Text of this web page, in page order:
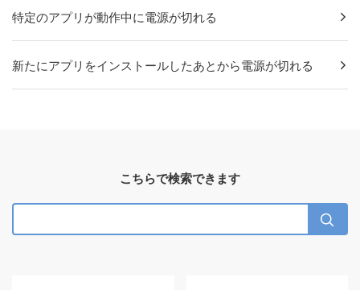
特定のアプリが動作中に電源が切れる
新たにアプリをインストールしたあとから電源が切れる
こちらで検索できます